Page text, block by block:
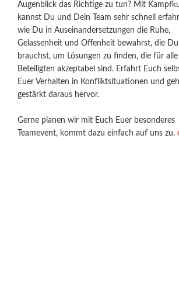
Augenblick das Richtige zu tun? Mit
kannst Du und Dein Team sehr schnell
wie Du in Auseinandersetzungen die Ruhe,
Gelassenheit und Offenheit bewahrst, die Du
brauchst, um Lösungen zu finden, die für alle
Beteiligten akzeptabel sind. Erfahrt Euch
Euer Verhalten in Konfliktsituationen und
gestärkt daraus hervor.
Gerne planen wir mit Euch Euer besonderes
Teamevent, kommt dazu einfach auf uns zu.